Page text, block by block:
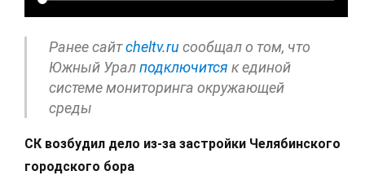
Ранее сайтcheltv.ru сообщал о том, что
Южный Уралподключится к единой
системе мониторинга окружающей
среды
СК возбудил дело из-за застройки Челябинского
городского бора